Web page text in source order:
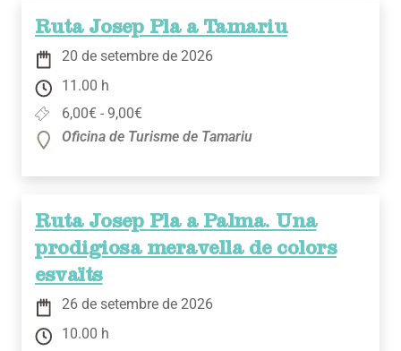
Ruta Josep Pla a Tamariu
20 de setembre de 2026
11.00 h
6,00€ - 9,00€
Oficina de Turisme de Tamariu
Ruta Josep Pla a Palma. Una
prodigiosa meravella de colors
esvaïts
26 de setembre de 2026
10.00 h